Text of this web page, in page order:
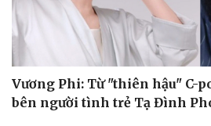
Vương Phi: Từ "thiên hậu" C-
bên người tình trẻ Tạ Đình